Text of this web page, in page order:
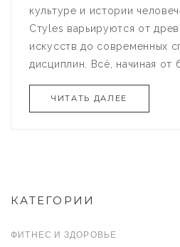
культуре и истории
Стyles варьируются от
искусств до современных
дисциплин. Всё, начиная от
достоинствами и
ЧИТАТЬ ДАЛЕЕ
КАТЕГОРИИ
ФИТНЕС И ЗДОРОВЬЕ